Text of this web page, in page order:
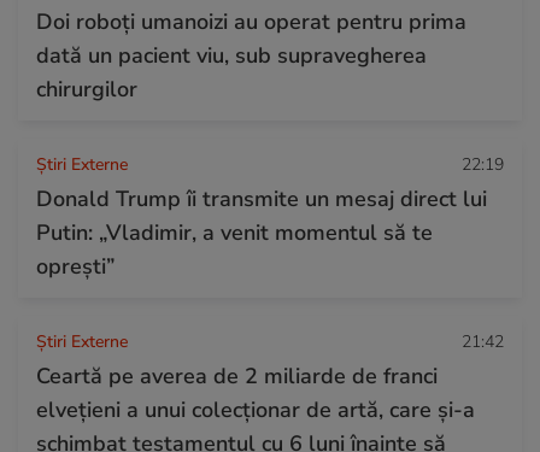
Doi roboți umanoizi au operat pentru prima
dată un pacient viu, sub supravegherea
chirurgilor
Știri Externe 22:19
Donald Trump îi transmite un mesaj direct lui
Putin: „Vladimir, a venit momentul să te
oprești”
Știri Externe 21:42
Ceartă pe averea de 2 miliarde de franci
elvețieni a unui colecționar de artă, care și-a
schimbat testamentul cu 6 luni înainte să